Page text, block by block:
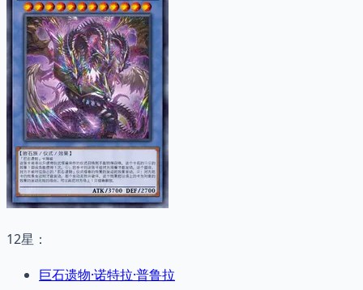
12星：
巨石遗物·诺特拉·普鲁拉